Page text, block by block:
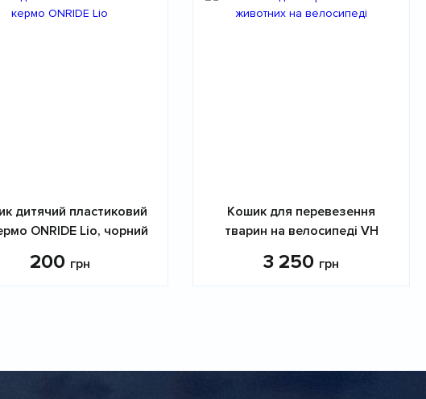
дитячий пластиковий
ONRIDE Lio, чорний
200 грн
Кошик для перевезення
тварин на велосипеді VH
3 250 грн